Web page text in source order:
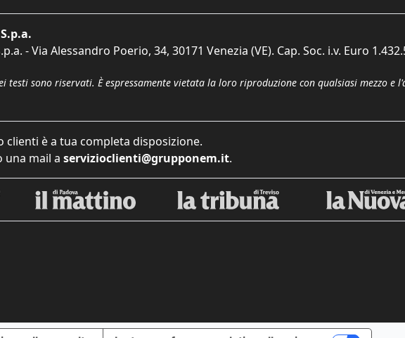
- Via Alessandro Poerio, 34, 30171 Venezia (VE). Cap. Soc. i.v. Euro
testi sono riservati. È espressamente vietata la loro riproduzione con qualsiasi mezzo e
clienti è a tua completa disposizione.
una mail a servizioclienti@grupponem.it.